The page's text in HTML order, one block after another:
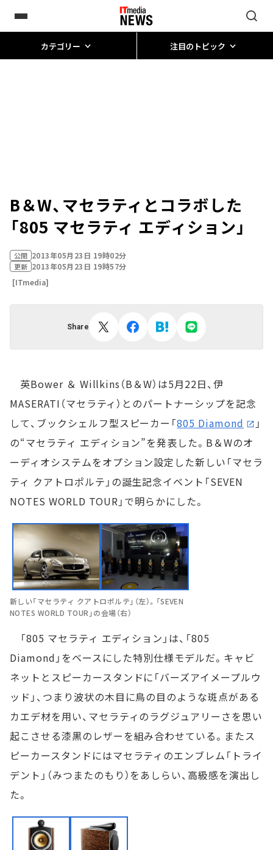
カテゴリー 注目のトピック
B＆W、マセラティとコラボした
「805 マセラティ エディション」
公開 2013年05月23日 19時02分
更新 2013年05月23日 19時57分
[ITmedia]
Share
英Bower ＆ Willkins（B＆W）は5月22日、伊
MASERATI（マセラティ）とのパートナーシップを記念
して、ブックシェルフ型スピーカー「805 Diamond
」
の“マセラティ エディション”を発表した。B＆Wのオ
ーディオシステムをオプション設定した新しい「マセラ
ティ クアトロポルテ」の誕生記念イベント「SEVEN
NOTES WORLD TOUR」で明らかにした。
新しい「マセラティ クアトロポルテ」（左）。「SEVEN
NOTES WORLD TOUR」の会場（右）
「805 マセラティ エディション」は、「805
Diamond」をベースにした特別仕様モデルだ。キャビ
ネットとスピーカースタンドに「バーズアイメープルウ
ッド」、つまり波状の木目に鳥の目のような斑点がある
カエデ材を用い、マセラティのラグジュアリーさを思い
起こさせる漆黒のレザーを組み合わせている。またス
ピーカースタンドにはマセラティのエンブレム「トライ
デント」（みつまたのもり）をあしらい、高級感を演出し
た。